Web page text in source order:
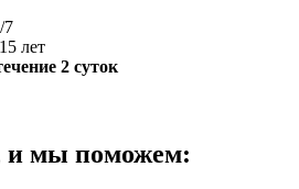
7
лет
2 суток
мы поможем: